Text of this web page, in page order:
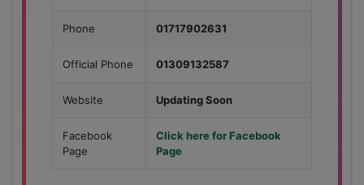
Phone 01717902631
Official Phone 01309132587
Website Updating Soon
Facebook
Page
Click here for Facebook
Page